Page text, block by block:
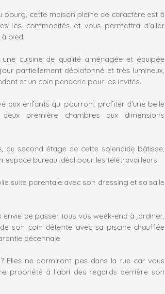
bourg, cette maison pleine de caractère est à
les commodités et vous permettra d'aller
pied.
une cuisine de qualité aménagée et équipée
partiellement déplafonné et très lumineux,
et un coin penderie pour les invités.
aux enfants qui pourront profiter d'une belle
première chambres aux dimensions
au second étage de cette splendide bâtisse,
espace bureau idéal pour les télétravailleurs.
suite parentale avec son dressing et sa salle
envie de passer tous vos week-end à jardiner,
son coin détente avec sa piscine chauffée
décennale.
Elles ne dormiront pas dans la rue car vous
propriété à l'abri des regards derrière son